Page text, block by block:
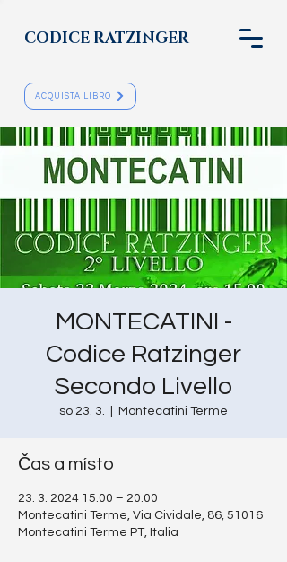
CODICE RATZINGER
ACQUISTA LIBRO
MONTECATINI -
Codice Ratzinger
Secondo Livello
so 23. 3. Montecatini Terme
Čas a místo
23. 3. 2024 15:00 – 20:00
Montecatini Terme, Via Cividale, 86, 51016
Montecatini Terme PT, Italia